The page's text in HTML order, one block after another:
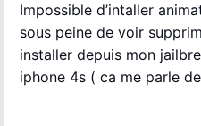
Impossible d’intaller
sous peine de voir
installer depuis mon
iphone 4s ( ca me parle